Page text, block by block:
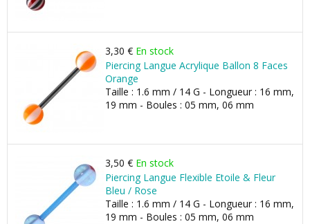
3,30 € En stock
Piercing Langue Acrylique Ballon 8 Faces
Orange
Taille : 1.6 mm / 14 G - Longueur : 16 mm,
19 mm - Boules : 05 mm, 06 mm
3,50 € En stock
Piercing Langue Flexible Etoile & Fleur
Bleu / Rose
Taille : 1.6 mm / 14 G - Longueur : 16 mm,
19 mm - Boules : 05 mm, 06 mm